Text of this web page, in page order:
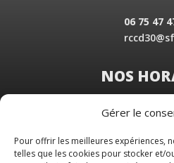
Gérer le
Pour offrir les meilleures expériences,
telles que les cookies pour stocker et/
06 75 47
NOS
Du Lundi au
Samedi sur